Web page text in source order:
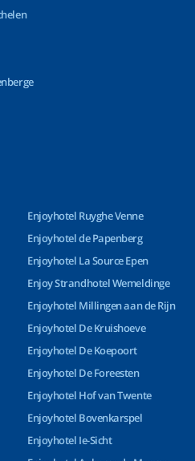
Enjoyhotel Ruyghe Venne
Enjoyhotel de Papenberg
Enjoyhotel La Source Epen
Enjoy Strandhotel Wemeldinge
Enjoyhotel Millingen aan de Rijn
Enjoyhotel De Kruishoeve
Enjoyhotel De Koepoort
Enjoyhotel De Foreesten
Enjoyhotel Hof van Twente
Enjoyhotel Bovenkarspel
Enjoyhotel Ie-Sicht